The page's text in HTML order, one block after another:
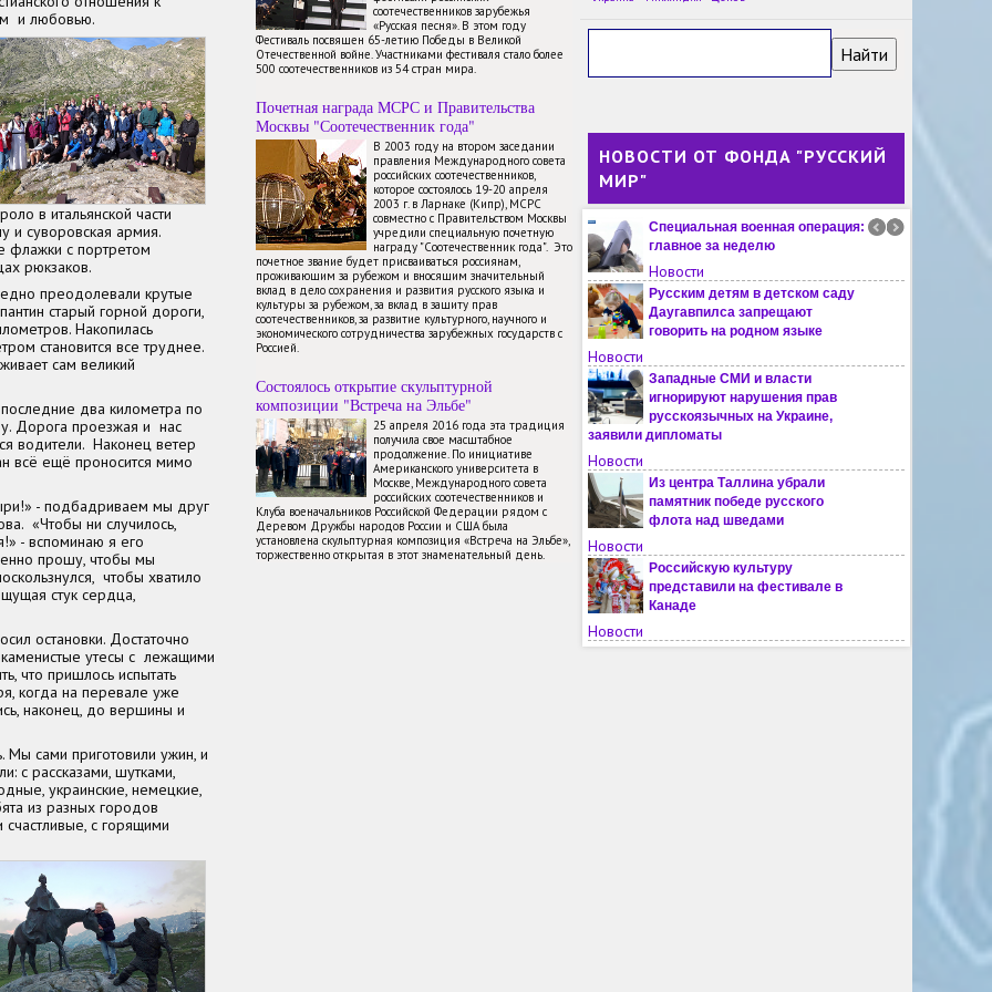
и любовью.
в итальянской части
и суворовская армия.
флажки с портретом
рюкзаков.
преодолевали крутые
старый горной дороги,
Накопилась
становится все труднее.
сам великий
два километра по
Дорога проезжая и нас
водители. Наконец ветер
всё ещё проносится мимо
- подбадриваем мы друг
«Чтобы ни случилось,
- вспоминаю я его
прошу, чтобы мы
чтобы хватило
стук сердца,
остановки. Достаточно
каменистые утесы с лежащими
что пришлось испытать
когда на перевале уже
наконец, до вершины и
сами приготовили ужин, и
с рассказами, шутками,
украинские, немецкие,
из разных городов
с горящими
соотечественников зарубежья
«Русская песня». В этом году
Фестиваль посвящен 65-летию Победы в Великой
Отечественной войне. Участниками фестиваля стало более
500 соотечественников из 54 стран мира.
Почетная награда МСРС и Правительства
Москвы "Соотечественник года"
В 2003 году на втором заседании
правления Международного совета
российских соотечественников,
которое состоялось 19-20 апреля
2003 г. в Ларнаке (Кипр), МСРС
совместно с Правительством Москвы
учредили специальную почетную
награду "Соотечественник года". Это
почетное звание будет присваиваться россиянам,
проживающим за рубежом и вносящим значительный
вклад в дело сохранения и развития русского языка и
культуры за рубежом, за вклад в защиту прав
соотечественников, за развитие культурного, научного и
экономического сотрудничества зарубежных государств с
Россией.
Состоялось открытие скульптурной
композиции "Встреча на Эльбе"
25 апреля 2016 года эта традиция
получила свое масштабное
продолжение. По инициативе
Американского университета в
Москве, Международного совета
российских соотечественников и
Клуба военачальников Российской Федерации рядом с
Деревом Дружбы народов России и США была
установлена скульптурная композиция «Встреча на Эльбе»,
торжественно открытая в этот знаменательный день.
НОВОСТИ ОТ ФОНДА "РУССКИЙ
МИР"
властей по поводу открытия
Новости
поступили из Алжира, Ирана и других
стран
Новости
Специальная военная операция:
главное за неделю
Новости
Русским детям в детском саду
Даугавпилса запрещают
говорить на родном языке
Новости
Западные СМИ и власти
игнорируют нарушения прав
русскоязычных на Украине,
заявили дипломаты
Новости
Из центра Таллина убрали
памятник победе русского
флота над шведами
Новости
Российскую культуру
представили на фестивале в
Канаде
Новости